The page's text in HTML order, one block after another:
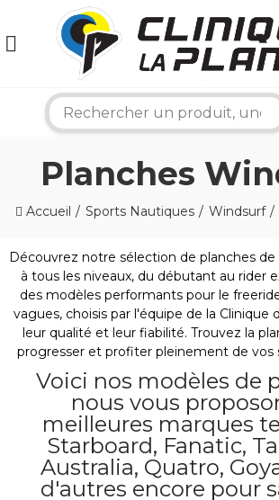
Planches
Accueil Sports Nautiques Windsurf
Découvrez notre sélection de planches
à tous les niveaux, du débutant au rider
des modèles performants pour le
vagues, choisis par l'équipe de la Clinique
leur qualité et leur fiabilité. Trouvez la
progresser et profiter pleinement de vos
Voici nos modèles de
nous vous
meilleures marques
Starboard, Fanatic,
Australia, Quatro,
d'autres encore pour
Comment puis-je vous aider